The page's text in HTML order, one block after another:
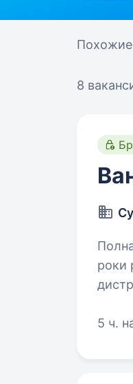
8
Полная занятость.
роки
5 ч.